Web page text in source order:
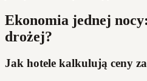
Ekonomia jednej
drożej?
Jak hotele kalkulują ceny